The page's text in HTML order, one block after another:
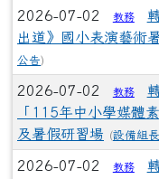
2026-07-02 教務
出道》國小表演藝術
公告)
2026-07-02 教務
「115年中小學媒體
及暑假研習場
(設備組長
2026-07-02 教務